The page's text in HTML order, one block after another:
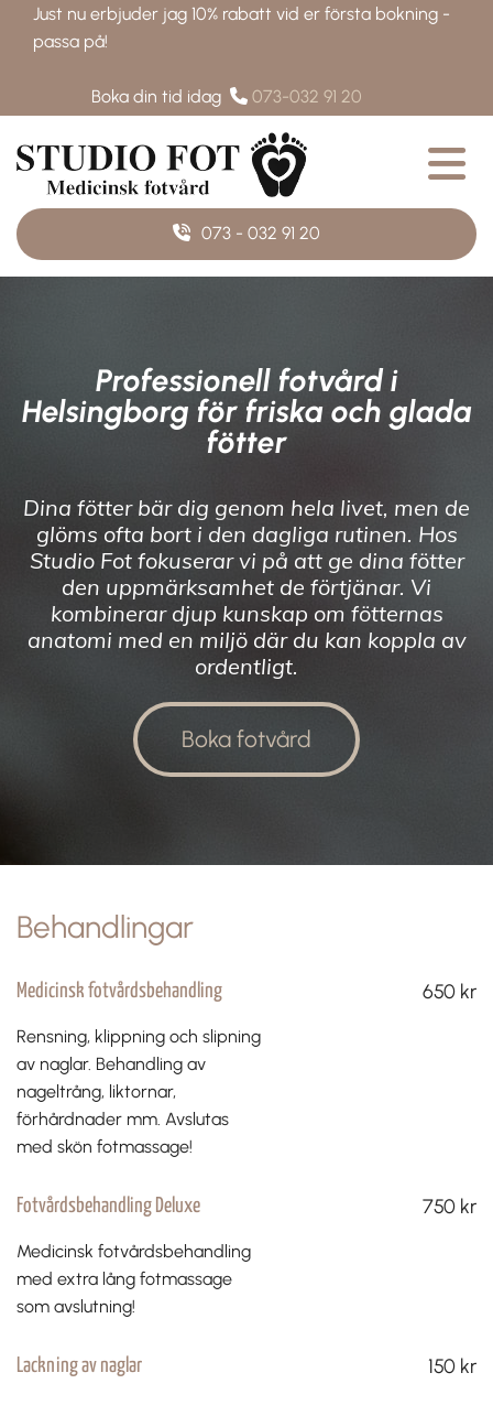
Just nu erbjuder jag 10% rabatt vid er första bokning -
passa på!
Boka din tid idag  073-032 91 20
073 - 032 91 20
Professionell fotvård i
Helsingborg för friska och glada
fötter
Dina fötter bär dig genom hela livet, men de
glöms ofta bort i den dagliga rutinen. Hos
Studio Fot fokuserar vi på att ge dina fötter
den uppmärksamhet de förtjänar. Vi
kombinerar djup kunskap om fötternas
anatomi med en miljö där du kan koppla av
ordentligt.
Boka fotvård
Behandlingar
Medicinsk fotvårdsbehandling 650 kr
Rensning, klippning och slipning
av naglar. Behandling av
nageltrång, liktornar,
förhårdnader mm. Avslutas
med skön fotmassage!
Fotvårdsbehandling Deluxe 750 kr
Medicinsk fotvårdsbehandling
med extra lång fotmassage
som avslutning!
Lackning av naglar 150 kr